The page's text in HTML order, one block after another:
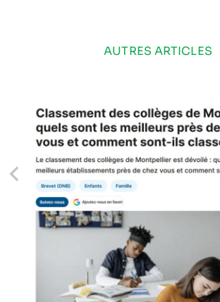
AUTRES ARTICLES